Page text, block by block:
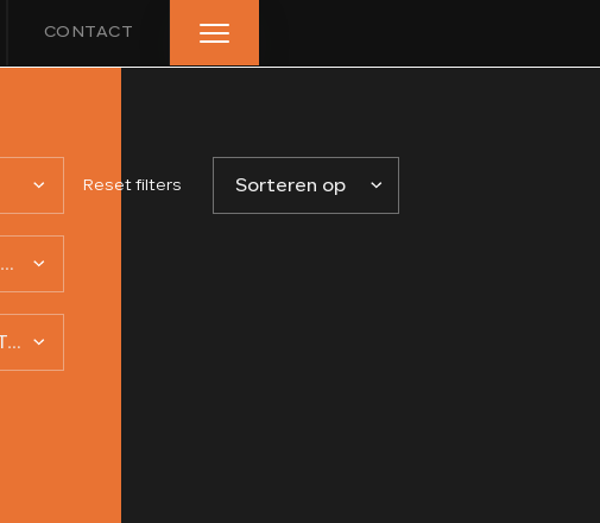
CONTACT
AANBOD
Kilometerstand tot
Aanschafprijs Tot
Reset filters Sorteren op